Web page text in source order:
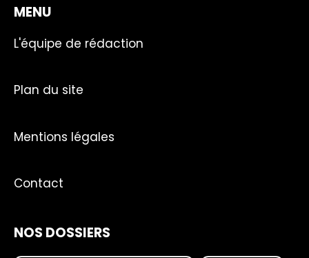
MENU
L'équipe de rédaction
Plan du site
Mentions légales
Contact
NOS DOSSIERS